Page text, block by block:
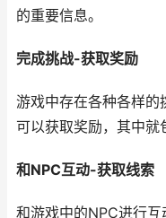
的重要信息。
完成挑战-获取奖励
游戏中存在各种各样的
可以获取奖励，其中就
和NPC互动-获取线索
和游戏中的NPC进行